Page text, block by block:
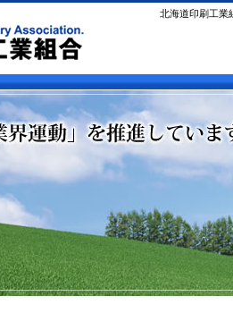
北海道印刷工業